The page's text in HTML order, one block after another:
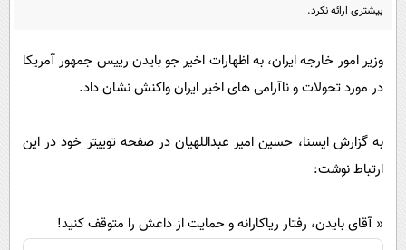
محیط زیست
بین الملل
بیشتری ارائه نکرد.
وزیر امور خارجه ایران، به اظهارات اخیر جو بایدن رییس جمهور آمریکا
در مورد تحولات و ناآرامی های اخیر ایران واکنش نشان داد.
به گزارش ایسنا، حسین امیر عبداللهیان در صفحه توییتر خود در این
ارتباط نوشت:
« آقای بایدن، رفتار ریاکارانه و حمایت از داعش را متوقف کنید!